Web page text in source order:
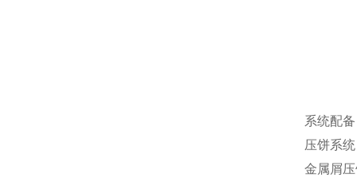
系统配
压饼系统
金属屑